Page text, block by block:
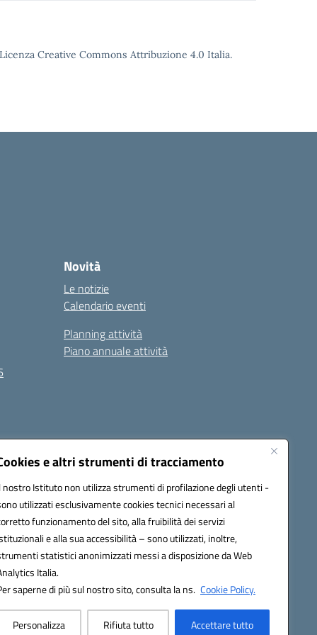
e altri strumenti di tracciamento
nostro Istituto non utilizza strumenti di profilazione degli utenti -
utilizzati esclusivamente cookies tecnici necessari al
funzionamento del sito, alla fruibilità dei servizi
e alla sua accessibilità – sono utilizzati, inoltre,
statistici anonimizzati messi a disposizione da Web
Italia.
saperne di più sul nostro sito, consulta la ns. Cookie Policy.
Personalizza Rifiuta tutto Accettare tutto
Creative Commons Attribuzione 4.0 Italia.
Novità
Le notizie
Calendario eventi
Planning attività
Piano annuale attività
Seguici su:
MCIS00200P@pec.istruzione.it